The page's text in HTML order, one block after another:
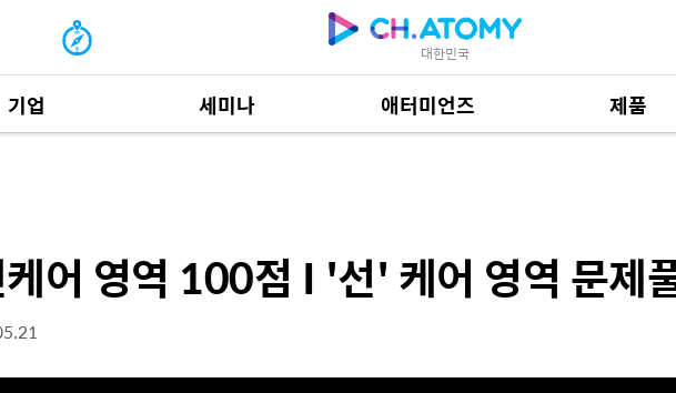
대한민국
기업
세지
세미나 애터미언즈 제품
제품 자료684
케어 영역 100점 I '선' 케어 영역 문제풀이
어 영역 100점 I '선' 케어 영역 문제